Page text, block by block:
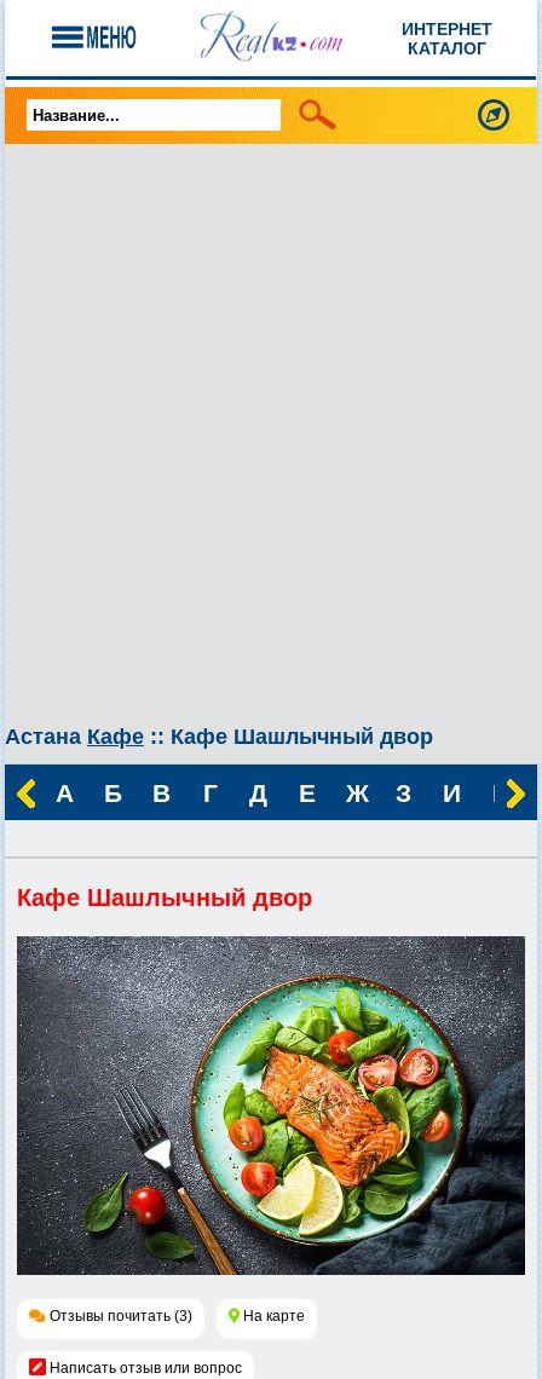
ИНТЕРНЕТ
КАТАЛОГ
Астана Кафе :: Кафе Шашлычный двор
А Б В Г Д Е Ж З И К
Кафе Шашлычный двор
Отзывы почитать (3) На карте
Написать отзыв или вопрос